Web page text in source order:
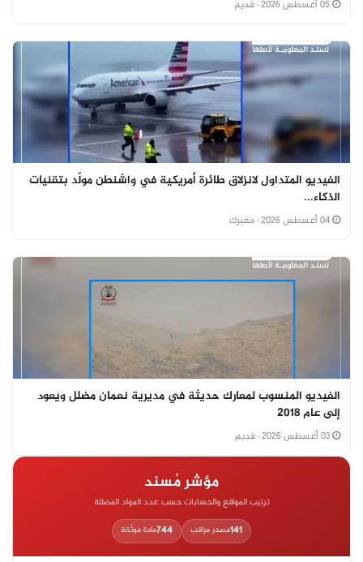
· قديم
الفيديو المتداول لانزلاق طائرة أمريكية في واشنطن مولّد بتقنيات
الذكاء...
· مفبرك
الفيديو المنسوب لمعارك حديثة في مديرية نعمان مضلل ويعود
إلى عام 2018
· قديم
مؤشر مُسند
ترتيب المواقع والحسابات حسب عدد المواد المضللة
141مصدر مراقب 744مادة موثّقة